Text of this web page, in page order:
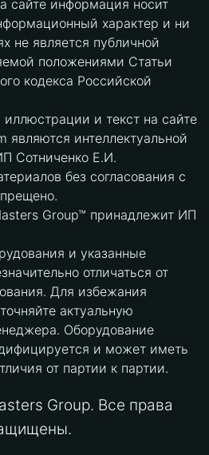
сайте информация носит
характер и ни
не является публичной
положениями Статьи
кодекса Российской
и текст на сайте
являются интеллектуальной
Сотниченко Е.И.
без согласования с
Group™ принадлежит ИП
и указанные
отличаться от
Для избежания
актуальную
Оборудование
и может иметь
от партии к партии.
Group. Все права